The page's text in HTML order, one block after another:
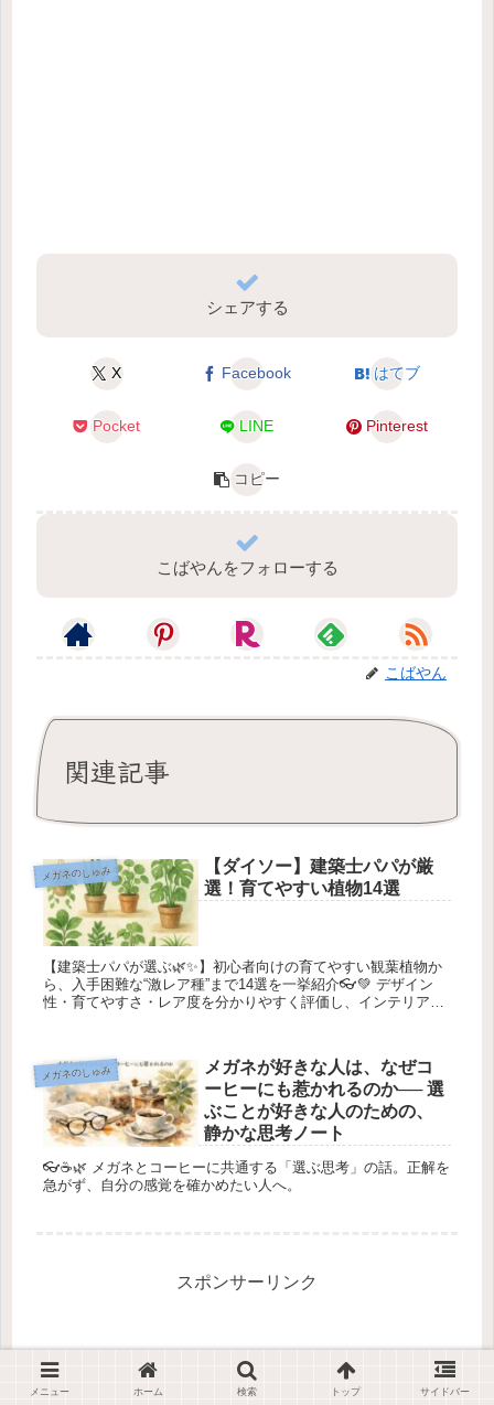
シェアする
X Facebook はてブ
Pocket LINE Pinterest
コピー
こばやんをフォローする
こばやん
関連記事
メガネのしゅみ
【ダイソー】建築士パパが厳
選！育てやすい植物14選
【建築士パパが選ぶ🌿✨】初心者向けの育てやすい観葉植物か
ら、入手困難な“激レア種”まで14選を一挙紹介👓💚 デザイン
性・育てやすさ・レア度を分かりやすく評価し、インテリア映
メガネのしゅみ
メガネが好きな人は、なぜコ
ーヒーにも惹かれるのか── 選
ぶことが好きな人のための、
静かな思考ノート
👓☕🌿 メガネとコーヒーに共通する「選ぶ思考」の話。正解を
急がず、自分の感覚を確かめたい人へ。
スポンサーリンク
メニュー ホーム 検索 トップ サイドバー